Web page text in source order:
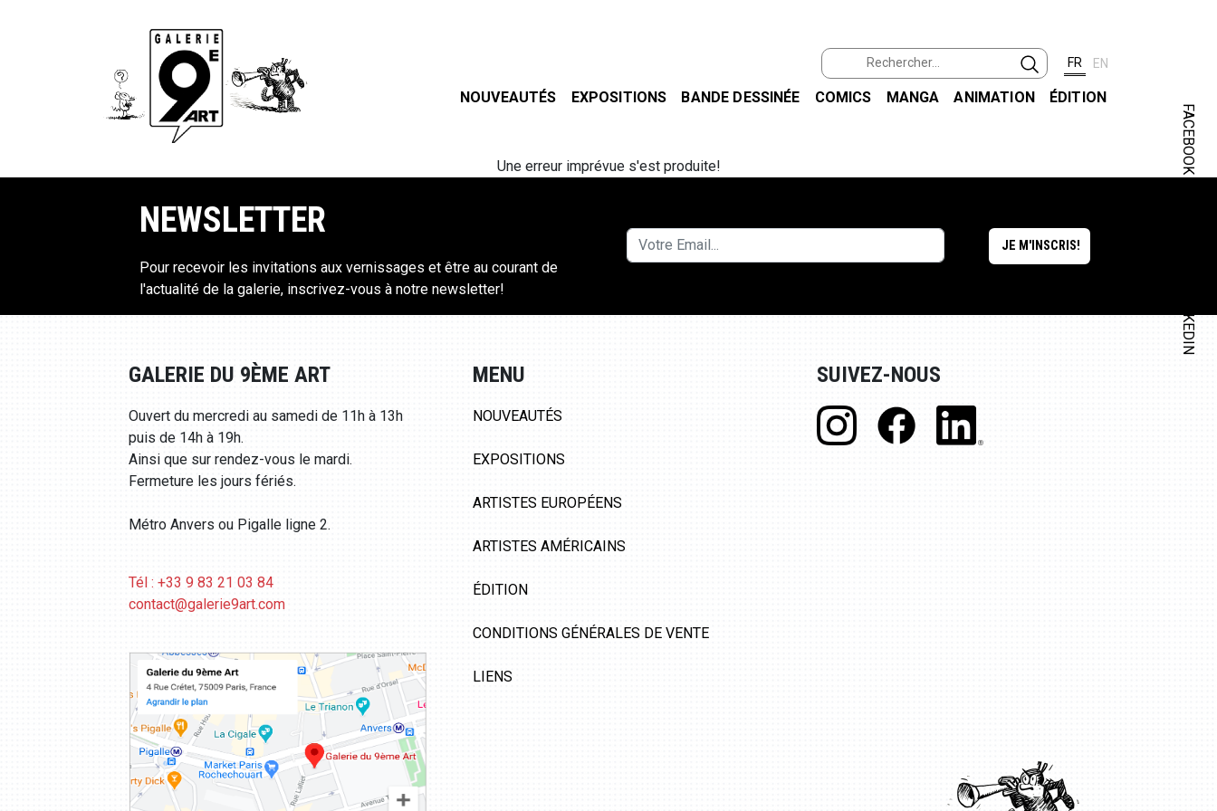
FR EN
NOUVEAUTÉS EXPOSITIONS BANDE DESSINÉE COMICS MANGA ANIMATION ÉDITION
FACEBOOK
LINKEDIN
Une erreur imprévue s'est produite!
NEWSLETTER
Pour recevoir les invitations aux vernissages et être au courant de
l'actualité de la galerie, inscrivez-vous à notre newsletter!
GALERIE DU 9ÈME ART
Ouvert du mercredi au samedi de 11h à 13h
puis de 14h à 19h.
Ainsi que sur rendez-vous le mardi.
Fermeture les jours fériés.
Métro Anvers ou Pigalle ligne 2.
Tél : +33 9 83 21 03 84
contact@galerie9art.com
MENU
NOUVEAUTÉS
EXPOSITIONS
ARTISTES EUROPÉENS
ARTISTES AMÉRICAINS
ÉDITION
CONDITIONS GÉNÉRALES DE VENTE
LIENS
SUIVEZ-NOUS